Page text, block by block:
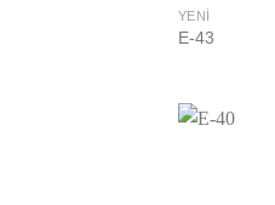
YENI
E-43